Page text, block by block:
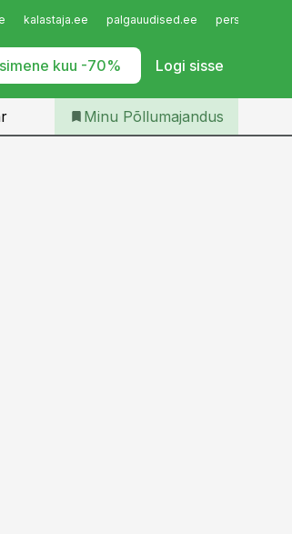
kalastaja.ee palgauudised.ee
kuu -70% Logi sisse
Iseteenindus
Telli Põllumajandus
Minu Põllumajandus